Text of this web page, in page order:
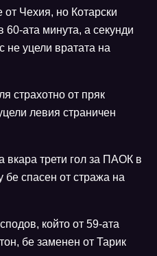
от Чехия, но Котарски
ата минута, а секунди
не уцели вратата на
страхотно от пряк
левия страничен
трети гол за ПАОК в
бе спасен от стража на
който от 59-ата
бе заменен от Тарик